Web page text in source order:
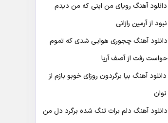
دانلود آهنگ رویای من اینی که من دیدم
نبود از آرمین رازانی
دانلود آهنگ ﭼﺠﻮری ﻫﻮاﻳﻰ ﺷﺪی ﻛﻪ ﺗﻤﻮم
ﺣﻮاﺳﺖ رﻓﺖ از آصف آریا
دانلود آهنگ بیا برگردون روزای خوبو بازم از
نوان
دانلود آهنگ دلم برات تنگ شده برگرد دل من